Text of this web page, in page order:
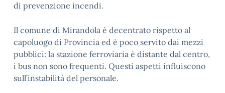
di prevenzione incendi.
Il comune di Mirandola è decentrato rispetto al
capoluogo di Provincia ed è poco servito dai mezzi
pubblici: la stazione ferroviaria è distante dal centro,
i bus non sono frequenti. Questi aspetti influiscono
sull’instabilità del personale.